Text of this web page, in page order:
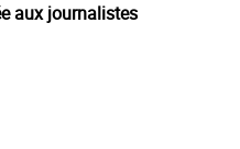
aux journalistes